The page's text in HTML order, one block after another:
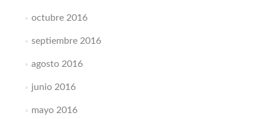
octubre 2016
septiembre 2016
agosto 2016
junio 2016
mayo 2016